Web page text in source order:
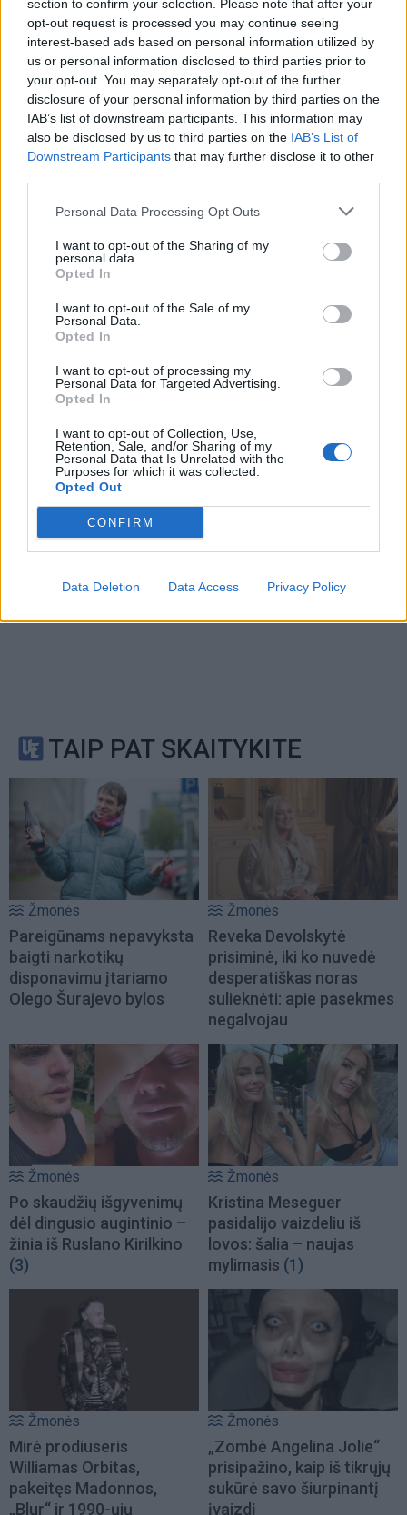
section to confirm your selection. Please note that after your
opt-out request is processed you may continue seeing
interest-based ads based on personal information utilized by
us or personal information disclosed to third parties prior to
your opt-out. You may separately opt-out of the further
disclosure of your personal information by third parties on the
IAB’s list of downstream participants. This information may
also be disclosed by us to third parties on the IAB’s List of
Downstream Participants that may further disclose it to other
Personal Data Processing Opt Outs
I want to opt-out of the Sharing of my
personal data.
Opted In
I want to opt-out of the Sale of my
Personal Data.
Opted In
I want to opt-out of processing my
Personal Data for Targeted Advertising.
Opted In
I want to opt-out of Collection, Use,
Retention, Sale, and/or Sharing of my
Personal Data that Is Unrelated with the
Purposes for which it was collected.
Opted Out
CONFIRM
Data Deletion Data Access Privacy Policy
Rašyti komentarą
Jūsų vardas
Komentaras
Sutinku su taisyklėmis
reCAPTCHA and the Google
TAIP PAT SKAITYKITE
Žmonės
Pareigūnams nepavyksta
baigti narkotikų
disponavimu įtariamo
Olego Šurajevo bylos
Žmonės
Reveka Devolskytė
prisiminė, iki ko nuvedė
desperatiškas noras
sulieknėti: apie pasekmes
negalvojau
Žmonės
Po skaudžių išgyvenimų
dėl dingusio augintinio –
žinia iš Ruslano Kirilkino
(3)
Žmonės
Kristina Meseguer
pasidalijo vaizdeliu iš
lovos: šalia – naujas
mylimasis (1)
Žmonės
Mirė prodiuseris
Williamas Orbitas,
pakeitęs Madonnos,
„Blur“ ir 1990-ųjų
Žmonės
„Zombė Angelina Jolie“
prisipažino, kaip iš tikrųjų
sukūrė savo šiurpinantį
įvaizdį